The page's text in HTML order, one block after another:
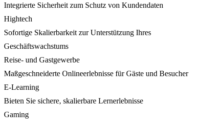
Integrierte Sicherheit zum Schutz von Kundendaten
Hightech
Sofortige Skalierbarkeit zur Unterstützung Ihres
Geschäftswachstums
Reise- und Gastgewerbe
Maßgeschneiderte Onlineerlebnisse für Gäste und Besucher
E-Learning
Bieten Sie sichere, skalierbare Lernerlebnisse
Gaming